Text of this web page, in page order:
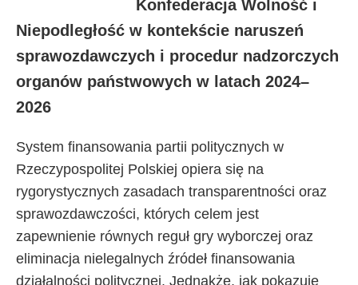
Konfederacja Wolność i
Niepodległość w kontekście naruszeń
sprawozdawczych i procedur nadzorczych
organów państwowych w latach 2024–
2026
System finansowania partii politycznych w
Rzeczypospolitej Polskiej opiera się na
rygorystycznych zasadach transparentności oraz
sprawozdawczości, których celem jest
zapewnienie równych reguł gry wyborczej oraz
eliminacja nielegalnych źródeł finansowania
działalności politycznej. Jednakże, jak pokazuje